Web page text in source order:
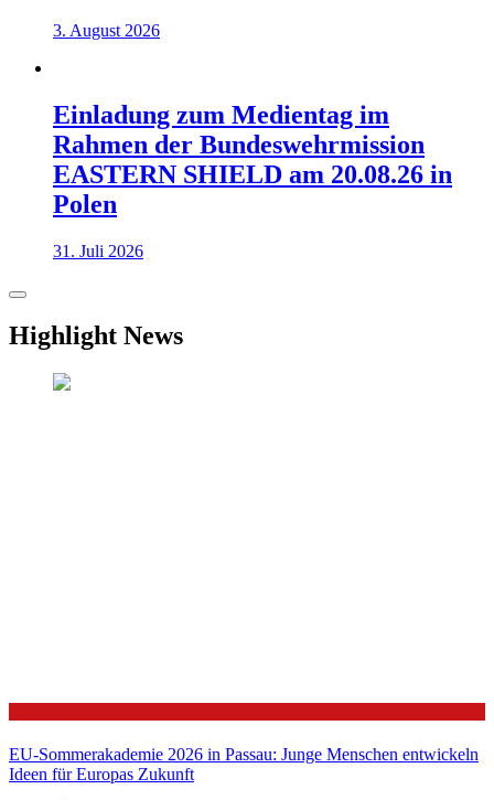
3. August 2026
Einladung zum Medientag im
Rahmen der Bundeswehrmission
EASTERN SHIELD am 20.08.26 in
Polen
31. Juli 2026
Highlight News
EU-Sommerakademie 2026 in Passau: Junge Menschen entwickeln
Ideen für Europas Zukunft